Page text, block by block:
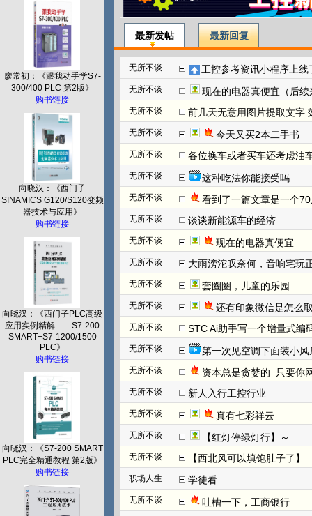
廖常初：《跟我动手学S7-
300/400 PLC 第2版》
购书链接
向晓汉：《西门子
SINAMICS G120/S120变频
器技术与应用》
购书链接
向晓汉：《西门子PLC高级
应用实例精解——S7-200
SMART+S7-1200/1500
PLC》
购书链接
向晓汉：《S7-200 SMART
PLC完全精通教程 第2版》
购书链接
最新发帖 最新回复
无所不谈 工控参考资讯小程序上线
无所不谈 现在的电器真便宜（后续
无所不谈 前几天无意用图片提取文字
无所不谈 今天又买2本二手书
无所不谈 各位换车或者买车还考虑油
无所不谈 这种吃法你能接受吗
无所不谈 看到了一篇文章是一个
无所不谈 谈谈新能源车的经济
无所不谈 现在的电器真便宜
无所不谈 大雨滂沱叹奈何，音响宅玩
无所不谈 套圈圈，儿童的乐园
无所不谈 还有印象微信是怎么
无所不谈 STC Ai助手写一个增量式编
无所不谈 第一次见空调下面装小风
无所不谈 资本总是贪婪的  只要你
无所不谈 新人入行工控行业
无所不谈 真有七彩祥云
无所不谈 【红灯停绿灯行】～
无所不谈 【西北风可以填饱肚子了】
职场人生 学徒看
无所不谈 吐槽一下，工商银行